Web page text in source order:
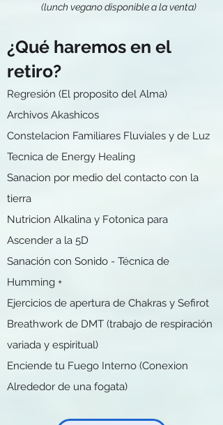
(lunch vegano disponible a la venta)
¿Qué haremos en el
retiro?
Regresión (El proposito del Alma)
Archivos Akashicos
Constelacion Familiares Fluviales y de Luz
Tecnica de Energy Healing
Sanacion por medio del contacto con la
tierra
Nutricion Alkalina y Fotonica para
Ascender a la 5D
Sanación con Sonido - Técnica de
Humming +
Ejercicios de apertura de Chakras y Sefirot
Breathwork de DMT (trabajo de respiración
variada y espiritual)
Enciende tu Fuego Interno (Conexion
Alrededor de una fogata)